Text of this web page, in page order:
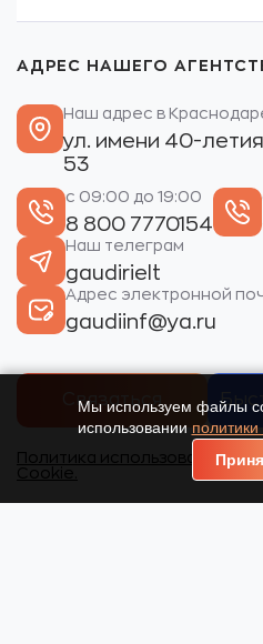
АДРЕС НАШЕГО
Наш адрес в
ул. имени 40-
53
с 09:00 до 19:00
8 800 7770154
Наш телеграм
gaudirielt
Адрес электронной
gaudiinf@ya.ru
Связаться
Политика использования
Cookie.
Мы используем файлы
использовании